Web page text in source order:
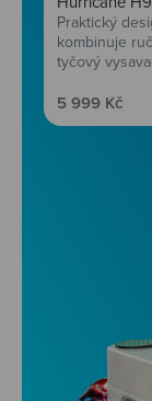
Praktický
kombinuje
tyčový
Prodejní cena
5 999 Kč